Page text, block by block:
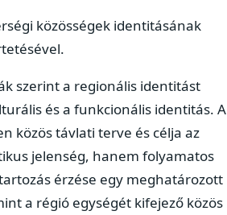
közösségek identitásának
szerint a regionális identitást
és a funkcionális identitás. A
közös távlati terve és célja az
jelenség, hanem folyamatos
érzése egy meghatározott
a régió egységét kifejező közös